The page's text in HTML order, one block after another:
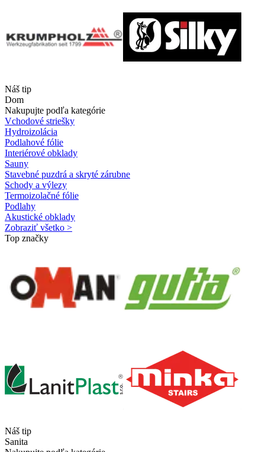
Náš tip
Dom
Nakupujte podľa kategórie
Vchodové striešky
Hydroizolácia
Podlahové fólie
Interiérové obklady
Sauny
Stavebné puzdrá a skryté zárubne
Schody a výlezy
Termoizolačné fólie
Podlahy
Akustické obklady
Zobraziť všetko >
Top značky
Náš tip
Sanita